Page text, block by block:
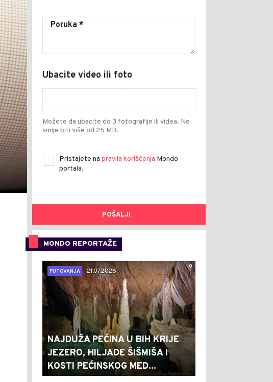
Ubacite video ili foto
Možete da ubacite do 3 fotografije ili videa. Ne
smije biti više od 25 MB.
Pristajete na pravila korišćenja Mondo
portala.
POŠALJI
MONDO REPORTAŽE
0
PUTOVANJA
21.07.2026.
NAJDUŽA PEĆINA U BIH KRIJE
JEZERO, HILJADE ŠIŠMIŠA I
KOSTI PEĆINSKOG MED...